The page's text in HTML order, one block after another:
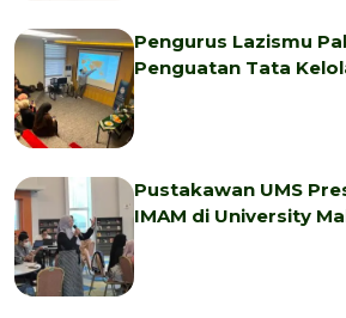
Pengurus Lazismu
Penguatan Tata
Pustakawan UMS
IMAM di University